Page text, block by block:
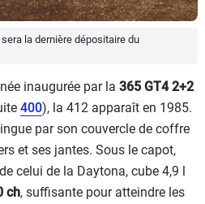
la dernière dépositaire du
inaugurée par la 365 GT4 2+2
400), la 412 apparaît en 1985.
par son couvercle de coffre
et ses jantes. Sous le capot,
celui de la Daytona, cube 4,9 l
ch, suffisante pour atteindre les